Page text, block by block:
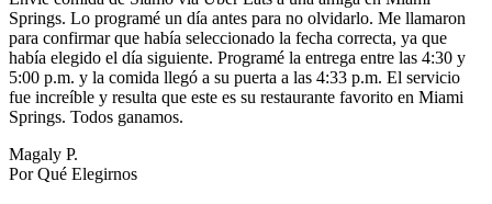
Springs. Lo programé un día antes para no olvidarlo. Me llamaron
para confirmar que había seleccionado la fecha correcta, ya que
había elegido el día siguiente. Programé la entrega entre las 4:30 y
5:00 p.m. y la comida llegó a su puerta a las 4:33 p.m. El servicio
fue increíble y resulta que este es su restaurante favorito en Miami
Springs. Todos ganamos.
Magaly P.
Por Qué Elegirnos